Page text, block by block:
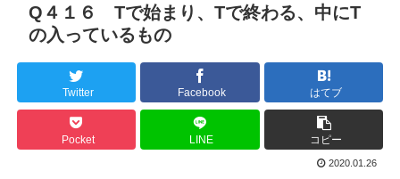
Q４１６ Tで始まり、Tで終わる、中にT
の入っているもの
Twitter Facebook はてブ
Pocket LINE コピー
2020.01.26